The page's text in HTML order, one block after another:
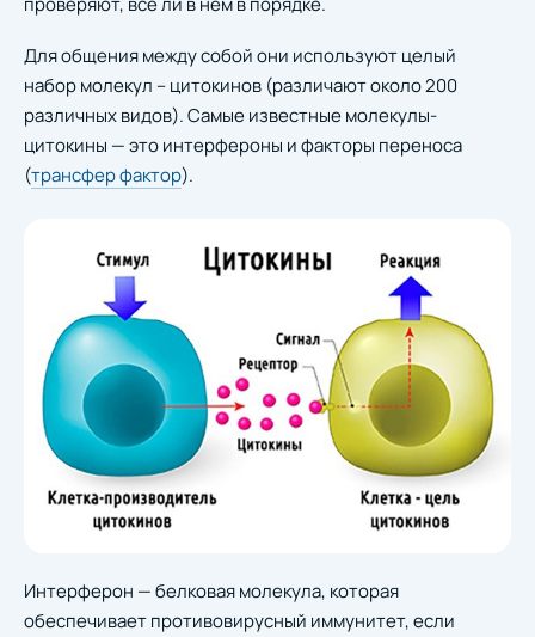
Для общения между собой они используют целый
набор молекул – цитокинов (различают около 200
различных видов). Самые известные молекулы-
цитокины — это интерфероны и факторы переноса
(трансфер фактор).
Интерферон — белковая молекула, которая
обеспечивает противовирусный иммунитет, если